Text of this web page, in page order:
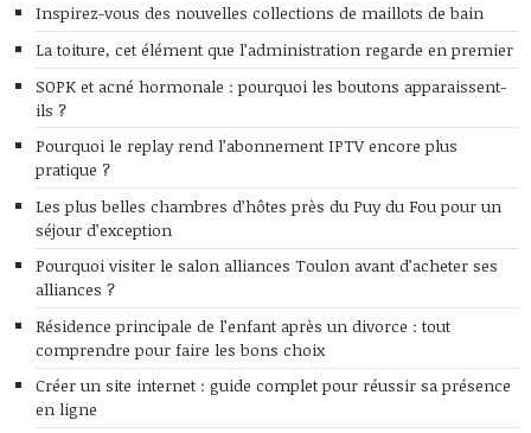
Inspirez-vous des nouvelles collections de maillots de bain
La toiture, cet élément que l’administration regarde en premier
SOPK et acné hormonale : pourquoi les boutons apparaissent-
ils ?
Pourquoi le replay rend l’abonnement IPTV encore plus
pratique ?
Les plus belles chambres d’hôtes près du Puy du Fou pour un
séjour d’exception
Pourquoi visiter le salon alliances Toulon avant d’acheter ses
alliances ?
Résidence principale de l’enfant après un divorce : tout
comprendre pour faire les bons choix
Créer un site internet : guide complet pour réussir sa présence
en ligne